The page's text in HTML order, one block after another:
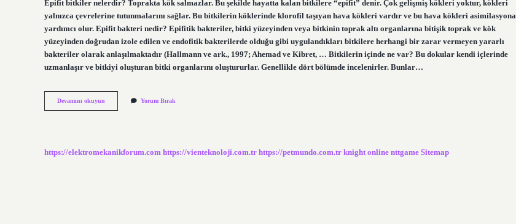
Epifit bitkiler nelerdir? Toprakta kök salmazlar. Bu şekilde hayatta kalan bitkilere “epifit” denir. Çok gelişmiş kökleri yoktur, kökleri
yalnızca çevrelerine tutunmalarını sağlar. Bu bitkilerin köklerinde klorofil taşıyan hava kökleri vardır ve bu hava kökleri asimilasyona
yardımcı olur. Epifit bakteri nedir? Epifitik bakteriler, bitki yüzeyinden veya bitkinin toprak altı organlarına bitişik toprak ve kök
yüzeyinden doğrudan izole edilen ve endofitik bakterilerde olduğu gibi uygulandıkları bitkilere herhangi bir zarar vermeyen yararlı
bakteriler olarak anlaşılmaktadır (Hallmann ve ark., 1997; Ahemad ve Kibret, … Bitkilerin içinde ne var? Bu dokular kendi içlerinde
uzmanlaşır ve bitkiyi oluşturan bitki organlarını oluştururlar. Genellikle dört bölümde incelenirler. Bunlar…
Devamını okuyun
Bitki
Yorum Bırak
https://elektromekanikforum.com https://vienteknoloji.com.tr https://petmundo.com.tr knight online nttgame Sitemap